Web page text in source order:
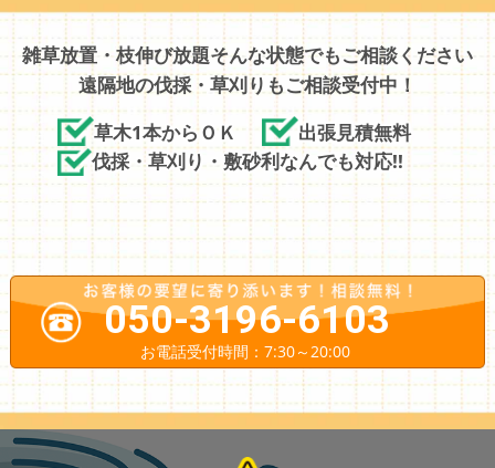
雑草放置・枝伸び放題そんな状態でもご相談ください
遠隔地の伐採・草刈りもご相談受付中！
草木1本からＯＫ
出張見積無料
伐採・草刈り・敷砂利なんでも対応!!
050-3196-6103
お電話受付時間：7:30～20:00